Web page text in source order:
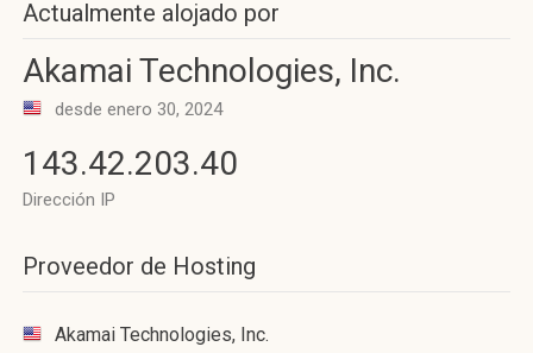
Actualmente alojado por
Akamai Technologies, Inc.
desde enero 30, 2024
143.42.203.40
Dirección IP
Proveedor de Hosting
Akamai Technologies, Inc.